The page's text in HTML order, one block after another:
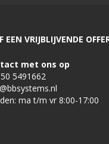
EEN VRIJBLIJVENDE
met ons op
5491662
ma t/m vr 8:00-17:00